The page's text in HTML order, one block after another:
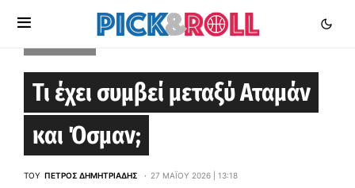
Τι έχει συμβεί μεταξύ Αταμάν
και Όσμαν;
ΤΟΥ ΠΈΤΡΟΣ ΔΗΜΗΤΡΙΆΔΗΣ 27 ΜΑΪ́ΟΥ 2026 | 13:18